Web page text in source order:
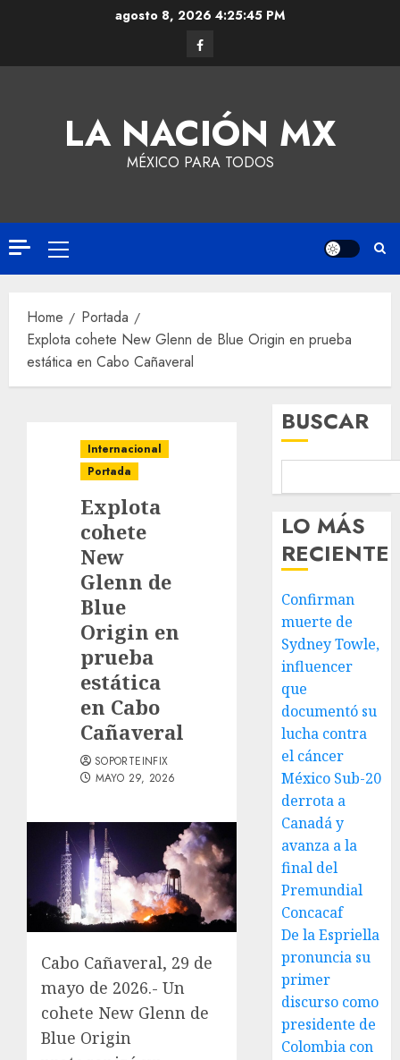
agosto 8, 2026 4:25:46 PM
LA NACIÓN MX
MÉXICO PARA TODOS
Home
Portada
Explota cohete New Glenn de Blue Origin en prueba
estática en Cabo Cañaveral
Internacional
Portada
Explota
cohete
New
Glenn de
Blue
Origin en
prueba
estática
en Cabo
Cañaveral
SOPORTEINFIX
MAYO 29, 2026
Cabo Cañaveral, 29 de
mayo de 2026.- Un
cohete New Glenn de
Blue Origin
BUSCAR
LO MÁS
RECIENTE
Confirman
muerte de
Sydney Towle,
influencer
que
documentó su
lucha contra
el cáncer
México Sub-20
derrota a
Canadá y
avanza a la
final del
Premundial
Concacaf
De la Espriella
pronuncia su
primer
discurso como
presidente de
Colombia con